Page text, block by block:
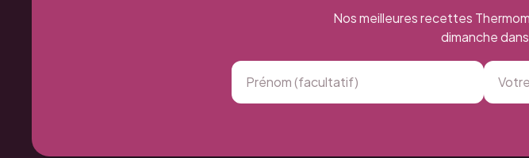
Nos meilleures recettes
dimanche